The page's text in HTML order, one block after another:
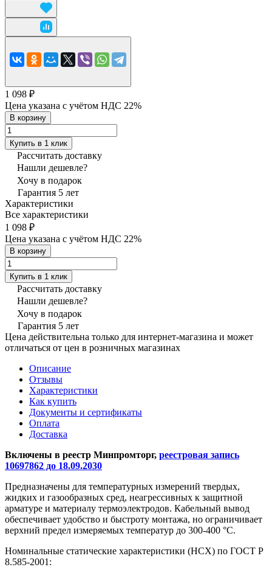
1 098 ₽
Цена указана с учётом НДС 22%
В корзину
Купить в 1 клик
Рассчитать доставку
Нашли дешевле?
Хочу в подарок
Гарантия 5 лет
Характеристики
Все характеристики
1 098 ₽
Цена указана с учётом НДС 22%
В корзину
Купить в 1 клик
Рассчитать доставку
Нашли дешевле?
Хочу в подарок
Гарантия 5 лет
Цена действительна только для интернет-магазина и может
отличаться от цен в розничных магазинах
Описание
Отзывы
Характеристики
Как купить
Документы и сертификаты
Оплата
Доставка
Включены в реестр Минпромторг, реестровая запись
10697862 до 18.09.2030
Предназначены для температурных измерений твердых,
жидких и газообразных сред, неагрессивных к защитной
арматуре и материалу термоэлектродов. Кабельный вывод
обеспечивает удобство и быстроту монтажа, но ограничивает
верхний предел измеряемых температур до 300-400 °С.
Номинальные статические характеристики (НСХ) по ГОСТ Р
8.585-2001: